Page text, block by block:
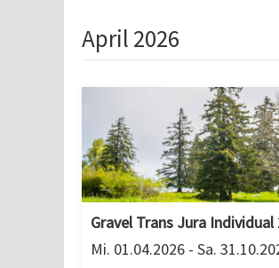
April 2026
Gravel Trans Jura Individual
Mi. 01.04.2026 - Sa.